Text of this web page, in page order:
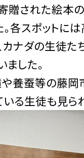
贈された絵本
各スポットに
カナダの生徒
した。
養蚕等の藤
る生徒も見ら